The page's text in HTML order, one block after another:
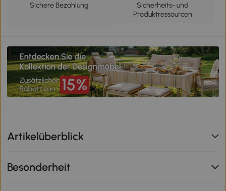
Sichere Bezahlung
Sicherheits- und
Produktressourcen
Artikelüberblick
Besonderheit